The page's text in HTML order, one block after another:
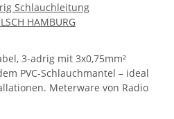
Schlauchleitung
HAMBURG
3-adrig mit 3x0,75mm²
PVC-Schlauchmantel – ideal
Meterware von Radio